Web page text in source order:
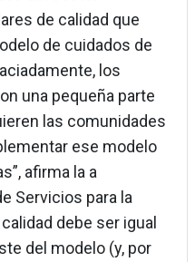
de calidad que
de cuidados de
los
una pequeña parte
las comunidades
ese modelo
afirma la a
Servicios para la
debe ser igual
del modelo (y, por